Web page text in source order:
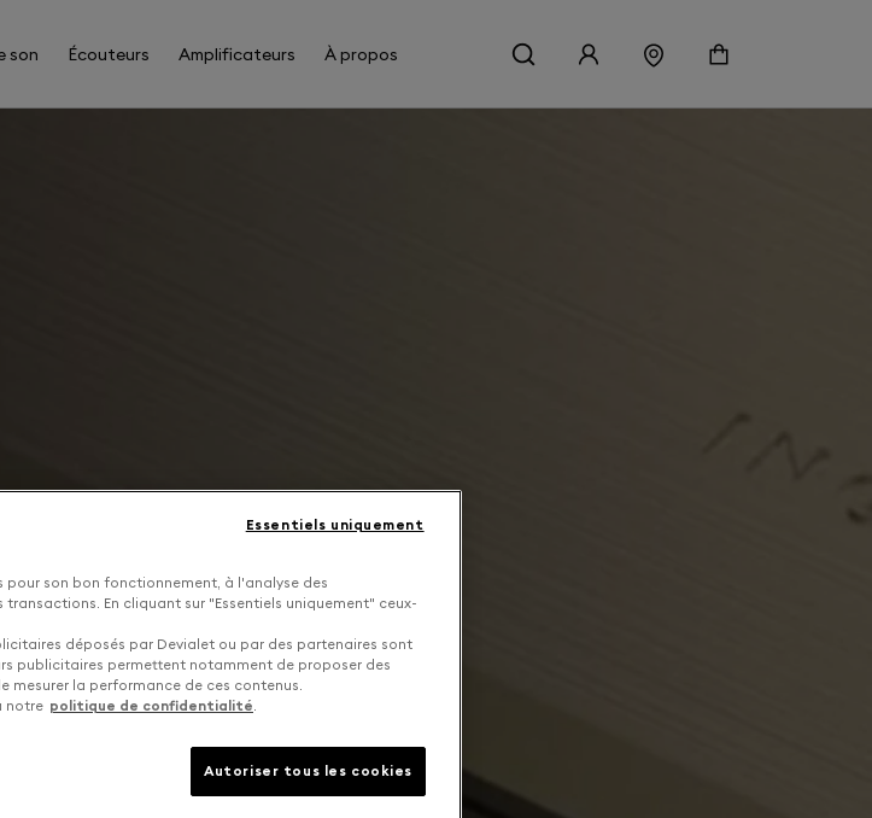
son Écouteurs Amplificateurs À propos
pour son bon fonctionnement, à l'analyse des
En cliquant sur "Essentiels uniquement" ceux-
déposés par Devialet ou par des partenaires sont
publicitaires permettent notamment de proposer des
mesurer la performance de ces contenus.
notre politique de confidentialité.
Essentiels uniquement
Autoriser tous les cookies